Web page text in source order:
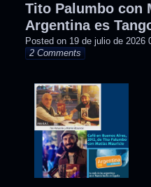
Tito Palumbo con
Argentina es
Posted on 19 de julio de 2026
2 Comments